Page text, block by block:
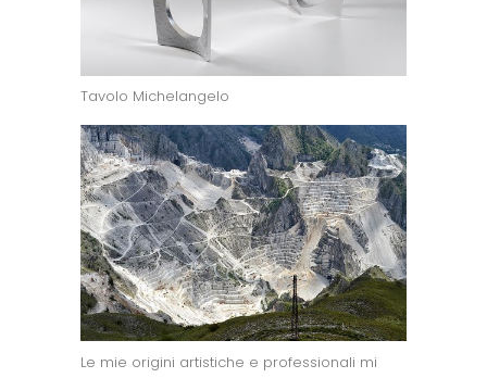
Tavolo Michelangelo
Le mie origini artistiche e professionali mi